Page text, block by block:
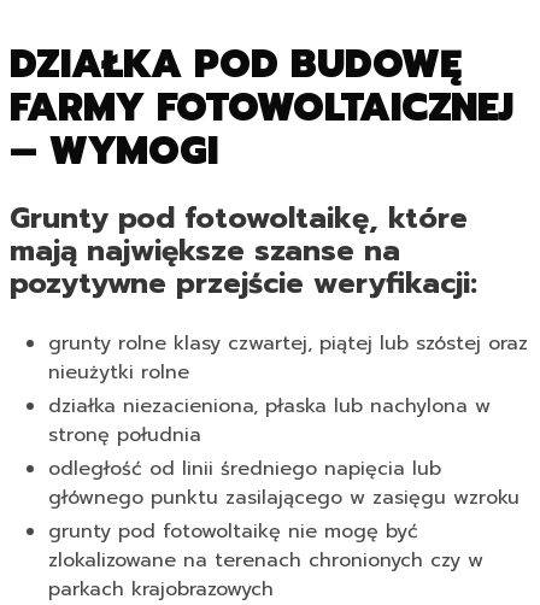
DZIAŁKA POD BUDOWĘ
FARMY FOTOWOLTAICZNEJ
– WYMOGI
Grunty pod fotowoltaikę, które
mają największe szanse na
pozytywne przejście weryfikacji:
grunty rolne klasy czwartej, piątej lub szóstej oraz
nieużytki rolne
działka niezacieniona, płaska lub nachylona w
stronę południa
odległość od linii średniego napięcia lub
głównego punktu zasilającego w zasięgu wzroku
grunty pod fotowoltaikę nie mogę być
zlokalizowane na terenach chronionych czy w
parkach krajobrazowych